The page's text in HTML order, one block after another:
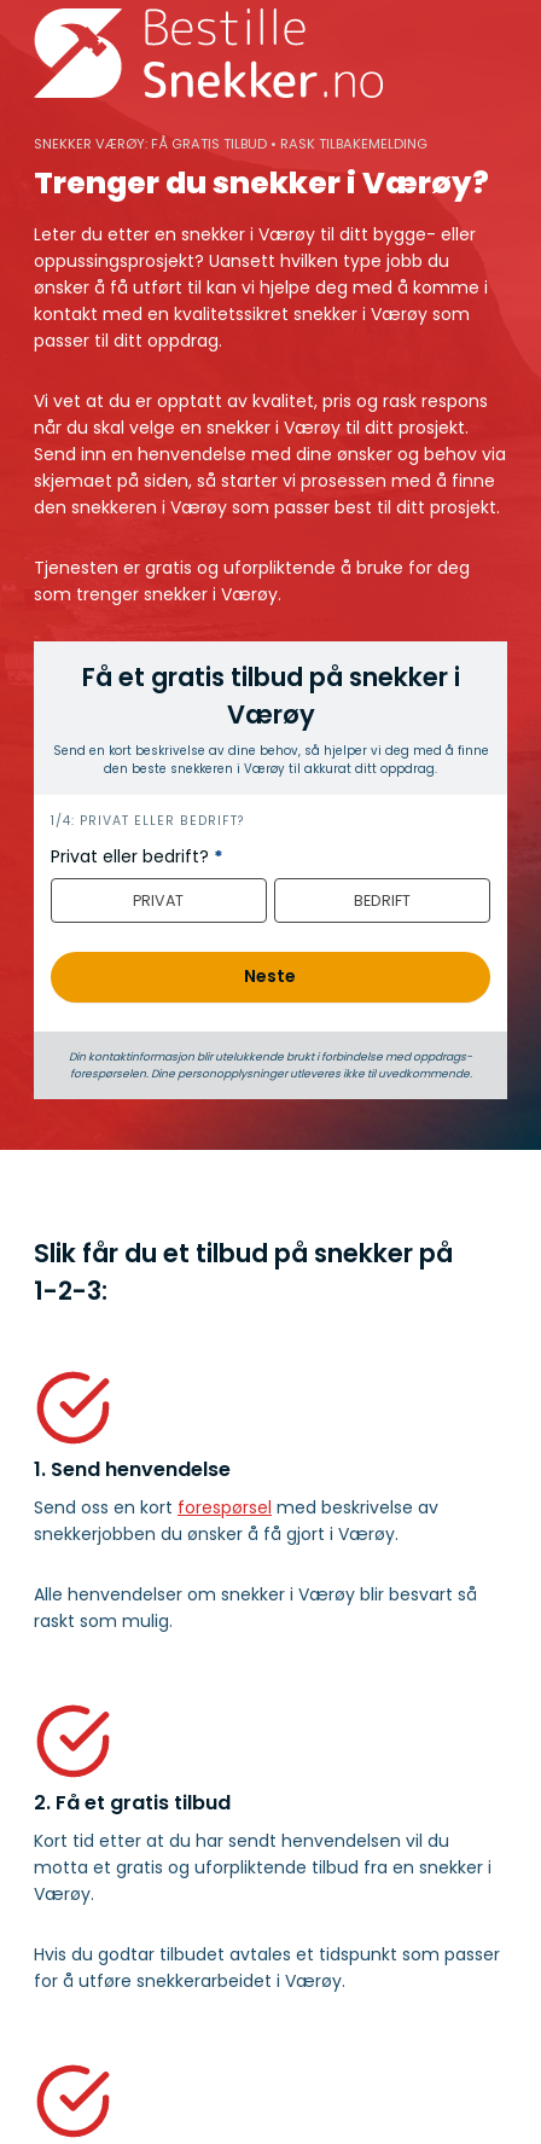
content
SNEKKER VÆRØY: FÅ GRATIS TILBUD • RASK TILBAKEMELDING
Trenger du snekker i Værøy?
Leter du etter en snekker i Værøy til ditt bygge- eller
oppussingsprosjekt? Uansett hvilken type jobb du
ønsker å få utført til kan vi hjelpe deg med å komme i
kontakt med en kvalitetssikret snekker i Værøy som
passer til ditt oppdrag.
Vi vet at du er opptatt av kvalitet, pris og rask respons
når du skal velge en snekker i Værøy til ditt prosjekt.
Send inn en henvendelse med dine ønsker og behov via
skjemaet på siden, så starter vi prosessen med å finne
den snekkeren i Værøy som passer best til ditt prosjekt.
Tjenesten er gratis og uforpliktende å bruke for deg
som trenger snekker i Værøy.
Få et gratis tilbud på snekker i
Værøy
Send en kort beskrivelse av dine behov, så hjelper vi deg med å finne
den beste snekkeren i Værøy til akkurat ditt oppdrag.
h
e
r
1/4: PRIVAT ELLER BEDRIFT?
Privat eller bedrift? *
PRIVAT BEDRIFT
Neste
Din kontaktinformasjon blir utelukkende brukt i forbindelse med oppdrags­
forespørselen. Dine person­­opplysninger utleveres ikke til uvedkommende.
Slik får du et tilbud på snekker på
1-2-3:
1. Send henvendelse
Send oss en kort forespørsel med beskrivelse av
snekkerjobben du ønsker å få gjort i Værøy.
Alle henvendelser om snekker i Værøy blir besvart så
raskt som mulig.
2. Få et gratis tilbud
Kort tid etter at du har sendt henvendelsen vil du
motta et gratis og uforpliktende tilbud fra en snekker i
Værøy.
Hvis du godtar tilbudet avtales et tidspunkt som passer
for å utføre snekkerarbeidet i Værøy.